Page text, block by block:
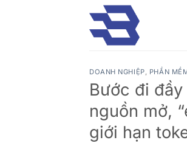
DOANH NGHIỆP, PHẦN
Bước đi
nguồn mở,
giới hạn